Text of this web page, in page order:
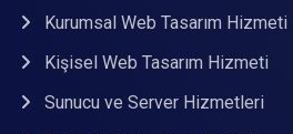
Kurumsal Web Tasarım Hizmeti
Kişisel Web Tasarım Hizmeti
Sunucu ve Server Hizmetleri